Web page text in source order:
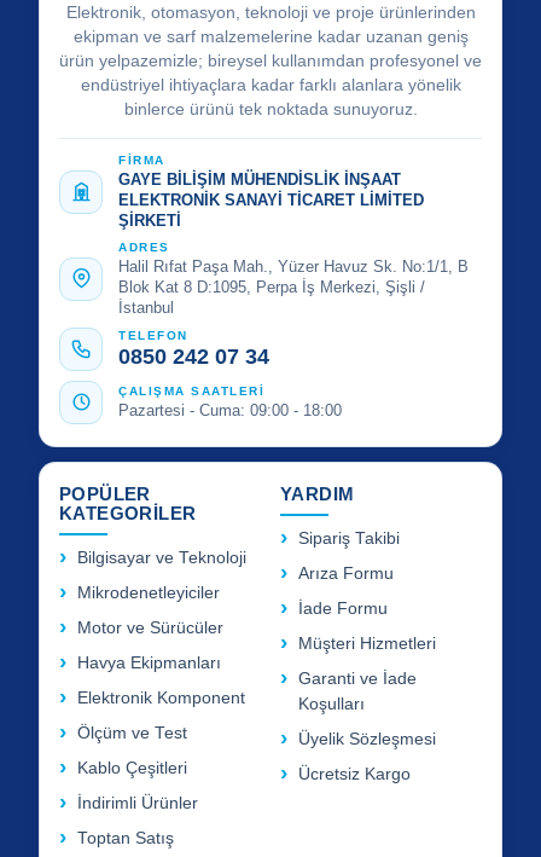
Elektronik, otomasyon, teknoloji ve proje ürünlerinden
ekipman ve sarf malzemelerine kadar uzanan geniş
ürün yelpazemizle; bireysel kullanımdan profesyonel ve
endüstriyel ihtiyaçlara kadar farklı alanlara yönelik
binlerce ürünü tek noktada sunuyoruz.
FİRMA
GAYE BİLİŞİM MÜHENDİSLİK İNŞAAT
ELEKTRONİK SANAYİ TİCARET LİMİTED
ŞİRKETİ
ADRES
Halil Rıfat Paşa Mah., Yüzer Havuz Sk. No:1/1, B
Blok Kat 8 D:1095, Perpa İş Merkezi, Şişli /
İstanbul
TELEFON
0850 242 07 34
ÇALIŞMA SAATLERİ
Pazartesi - Cuma: 09:00 - 18:00
POPÜLER
KATEGORİLER
Bilgisayar ve Teknoloji
Mikrodenetleyiciler
Motor ve Sürücüler
Havya Ekipmanları
Elektronik Komponent
Ölçüm ve Test
Kablo Çeşitleri
İndirimli Ürünler
Toptan Satış
YARDIM
Sipariş Takibi
Arıza Formu
İade Formu
Müşteri Hizmetleri
Garanti ve İade
Koşulları
Üyelik Sözleşmesi
Ücretsiz Kargo